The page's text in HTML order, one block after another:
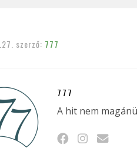
szerző: 777
777
A hit nem